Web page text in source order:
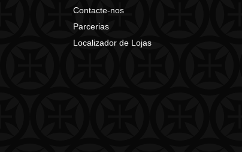
Contacte-nos
Parcerias
Localizador de Lojas